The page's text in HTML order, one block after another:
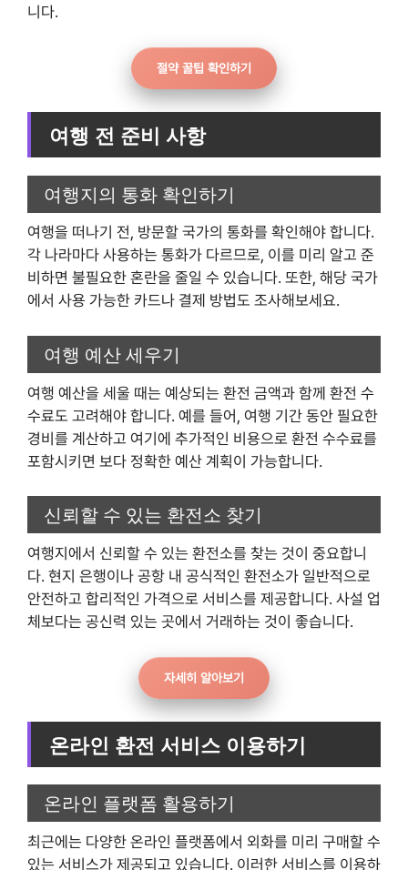
니다.
절약 꿀팁 확인하기
여행 전 준비 사항
여행지의 통화 확인하기
여행을 떠나기 전, 방문할 국가의 통화를 확인해야 합니다.
각 나라마다 사용하는 통화가 다르므로, 이를 미리 알고 준
비하면 불필요한 혼란을 줄일 수 있습니다. 또한, 해당 국가
에서 사용 가능한 카드나 결제 방법도 조사해보세요.
여행 예산 세우기
여행 예산을 세울 때는 예상되는 환전 금액과 함께 환전 수
수료도 고려해야 합니다. 예를 들어, 여행 기간 동안 필요한
경비를 계산하고 여기에 추가적인 비용으로 환전 수수료를
포함시키면 보다 정확한 예산 계획이 가능합니다.
신뢰할 수 있는 환전소 찾기
여행지에서 신뢰할 수 있는 환전소를 찾는 것이 중요합니
다. 현지 은행이나 공항 내 공식적인 환전소가 일반적으로
안전하고 합리적인 가격으로 서비스를 제공합니다. 사설 업
체보다는 공신력 있는 곳에서 거래하는 것이 좋습니다.
자세히 알아보기
온라인 환전 서비스 이용하기
온라인 플랫폼 활용하기
최근에는 다양한 온라인 플랫폼에서 외화를 미리 구매할 수
있는 서비스가 제공되고 있습니다. 이러한 서비스를 이용하